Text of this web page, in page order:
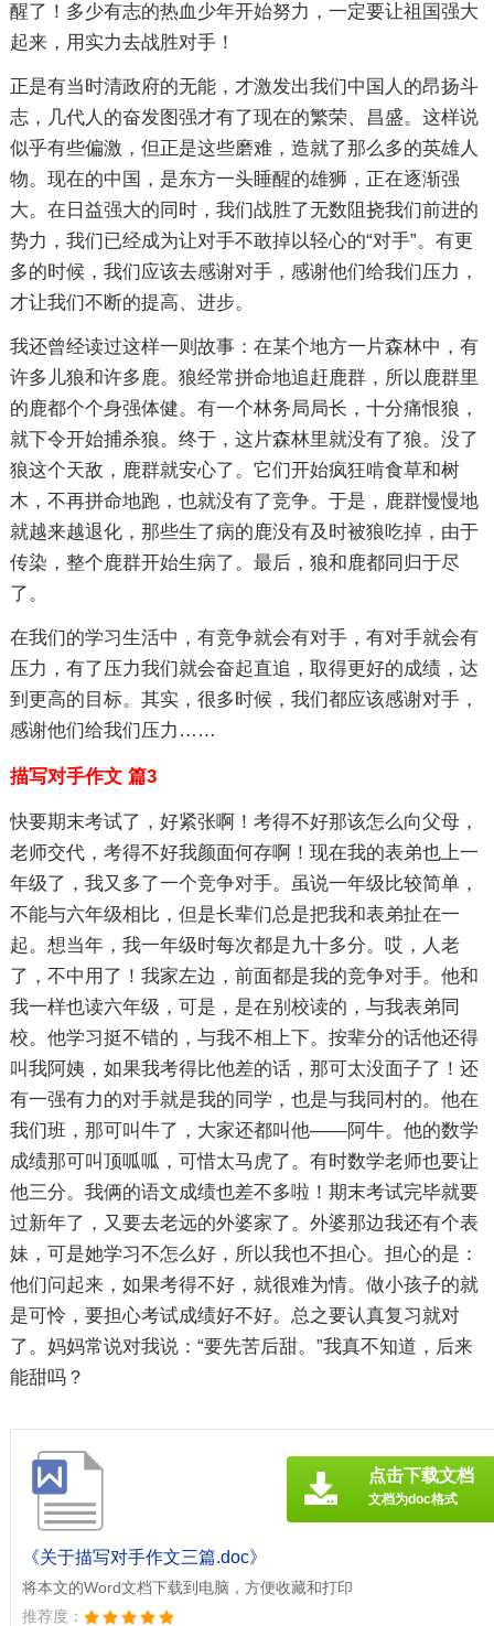
醒了！多少有志的热血少年开始努力，一定要让祖国强大
起来，用实力去战胜对手！
正是有当时清政府的无能，才激发出我们中国人的昂扬斗
志，几代人的奋发图强才有了现在的繁荣、昌盛。这样说
似乎有些偏激，但正是这些磨难，造就了那么多的英雄人
物。现在的中国，是东方一头睡醒的雄狮，正在逐渐强
大。在日益强大的同时，我们战胜了无数阻挠我们前进的
势力，我们已经成为让对手不敢掉以轻心的“对手”。有更
多的时候，我们应该去感谢对手，感谢他们给我们压力，
才让我们不断的提高、进步。
我还曾经读过这样一则故事：在某个地方一片森林中，有
许多儿狼和许多鹿。狼经常拼命地追赶鹿群，所以鹿群里
的鹿都个个身强体健。有一个林务局局长，十分痛恨狼，
就下令开始捕杀狼。终于，这片森林里就没有了狼。没了
狼这个天敌，鹿群就安心了。它们开始疯狂啃食草和树
木，不再拼命地跑，也就没有了竞争。于是，鹿群慢慢地
就越来越退化，那些生了病的鹿没有及时被狼吃掉，由于
传染，整个鹿群开始生病了。最后，狼和鹿都同归于尽
了。
在我们的学习生活中，有竞争就会有对手，有对手就会有
压力，有了压力我们就会奋起直追，取得更好的成绩，达
到更高的目标。其实，很多时候，我们都应该感谢对手，
感谢他们给我们压力……
描写对手作文 篇3
快要期末考试了，好紧张啊！考得不好那该怎么向父母，
老师交代，考得不好我颜面何存啊！现在我的表弟也上一
年级了，我又多了一个竞争对手。虽说一年级比较简单，
不能与六年级相比，但是长辈们总是把我和表弟扯在一
起。想当年，我一年级时每次都是九十多分。哎，人老
了，不中用了！我家左边，前面都是我的竞争对手。他和
我一样也读六年级，可是，是在别校读的，与我表弟同
校。他学习挺不错的，与我不相上下。按辈分的话他还得
叫我阿姨，如果我考得比他差的话，那可太没面子了！还
有一强有力的对手就是我的同学，也是与我同村的。他在
我们班，那可叫牛了，大家还都叫他——阿牛。他的数学
成绩那可叫顶呱呱，可惜太马虎了。有时数学老师也要让
他三分。我俩的语文成绩也差不多啦！期末考试完毕就要
过新年了，又要去老远的外婆家了。外婆那边我还有个表
妹，可是她学习不怎么好，所以我也不担心。担心的是：
他们问起来，如果考得不好，就很难为情。做小孩子的就
是可怜，要担心考试成绩好不好。总之要认真复习就对
了。妈妈常说对我说：“要先苦后甜。”我真不知道，后来
能甜吗？
《关于描写对手作文三篇.doc》
将本文的Word文档下载到电脑，方便收藏和打印
推荐度：
点击下载文档
文档为doc格式